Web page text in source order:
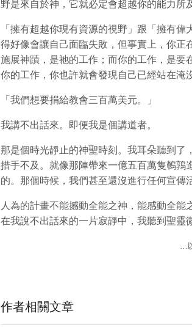
野是來自於神，它就必定會超越你的能力所
「擁有超越你現有資源的視野」跟「擁有
得好像會讓自己面臨失敗，但事實上，你正
施展神蹟，是祂的工作；而你的工作，是要
你的工作，你也許就會發現自己已經站在淹
「我們想要捐給教會三百萬美元。」
我講不出話來。即便我是個講道者。
那是個時光靜止的神聖時刻。我耳朵聽到了
措手不及。就像那陣帶來一億五百萬隻鵪鶉
的。那個時候，我們甚至還沒進行任何宣傳
人為的計畫不能撼動全能之神，能感動全能
在我說不出話來的一片寂靜中，我聽到聖靈
…
作者相關文章